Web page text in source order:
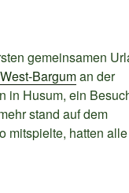
gemeinsamen
Barguman der
in Husum, ein
stand auf dem
mitspielte, hatten alle